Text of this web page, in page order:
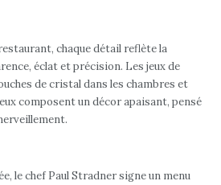
chaque détail reflète la
éclat et précision. Les jeux de
de cristal dans les chambres et
composent un décor apaisant, pensé
le chef Paul Stradner signe un menu